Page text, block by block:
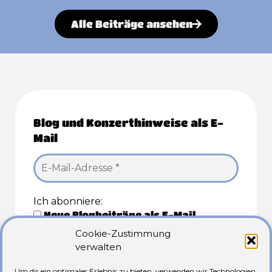
Cookie-Zustimmung
verwalten
Alle Beiträge ansehen
Blog und Konzerthinweise als E-
Mail
Ich abonniere:
Neue Blogbeiträge als E-Mail
Konzerthinweise als E-Mail
Ich akzeptiere den
oergele.ch*